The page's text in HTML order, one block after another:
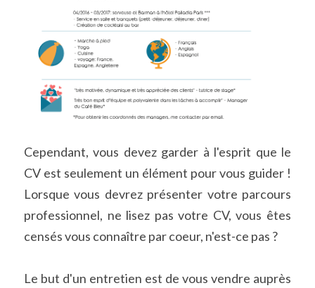
Cependant, vous devez garder à l'esprit que le
CV est seulement un élément pour vous guider !
Lorsque vous devrez présenter votre parcours
professionnel, ne lisez pas votre CV, vous êtes
censés vous connaître par coeur, n'est-ce pas ?
Le but d'un entretien est de vous vendre auprès